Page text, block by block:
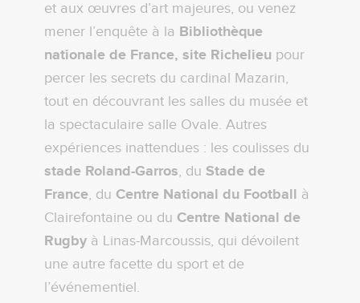
et aux œuvres d’art majeures, ou venez
mener l’enquête à la Bibliothèque
nationale de France, site Richelieu pour
percer les secrets du cardinal Mazarin,
tout en découvrant les salles du musée et
la spectaculaire salle Ovale. Autres
expériences inattendues : les coulisses du
stade Roland-Garros, du Stade de
France, du Centre National du Football à
Clairefontaine ou du Centre National de
Rugby à Linas-Marcoussis, qui dévoilent
une autre facette du sport et de
l’événementiel.